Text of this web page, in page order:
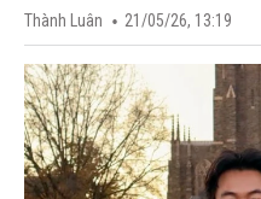
Thành Luân 21/05/26, 13:19